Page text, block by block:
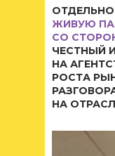
ОТДЕЛЬНО
ЖИВУЮ
СО
ЧЕСТНЫЙ
НА
РОСТА
НА